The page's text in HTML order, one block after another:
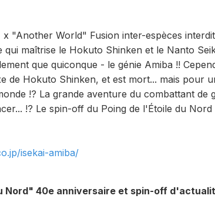
"Another World" Fusion inter-espèces
qui maîtrise le Hokuto Shinken et le Nanto
que quiconque - le génie Amiba !!
de Hokuto Shinken, et est mort... mais pour
!? La grande aventure du combattant de
!? Le spin-off du Poing de l'Étoile du Nord
isekai-amiba/
Nord" 40e anniversaire et spin-off